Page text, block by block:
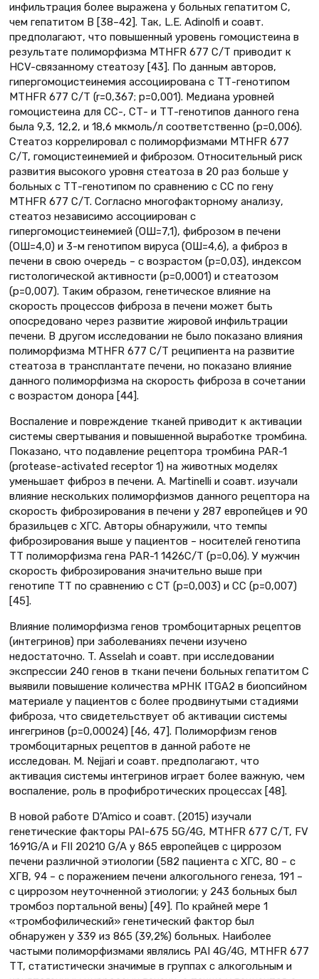
инфильтрация более выражена у больных гепатитом С,
чем гепатитом В [38–42]. Так, L.E. Adinolfi и соавт.
предполагают, что повышенный уровень гомоцистеина в
результате полиморфизма MTHFR 677 C/T приводит к
HCV-связанному стеатозу [43]. По данным авторов,
гипергомоцистеинемия ассоциирована с ТТ-генотипом
MTHFR 677 C/T (r=0,367; р=0,001). Медиана уровней
гомоцистеина для СС-, СТ- и ТТ-генотипов данного гена
была 9,3, 12,2, и 18,6 мкмоль/л соответственно (р=0,006).
Стеатоз коррелировал с полиморфизмами MTHFR 677
C/T, гомоцистеинемией и фиброзом. Относительный риск
развития высокого уровня стеатоза в 20 раз больше у
больных с ТТ-генотипом по сравнению с СС по гену
MTHFR 677 C/T. Согласно многофакторному анализу,
стеатоз независимо ассоциирован с
гипергомоцистеинемией (ОШ=7,1), фиброзом в печени
(ОШ=4,0) и 3-м генотипом вируса (ОШ=4,6), а фиброз в
печени в свою очередь – с возрастом (р=0,03), индексом
гистологической активности (р=0,0001) и стеатозом
(р=0,007). Таким образом, генетическое влияние на
скорость процессов фиброза в печени может быть
опосредовано через развитие жировой инфильтрации
печени. В другом исследовании не было показано влияния
полиморфизма MTHFR 677 C/T реципиента на развитие
стеатоза в трансплантате печени, но показано влияние
данного полиморфизма на скорость фиброза в сочетании
с возрастом донора [44].
Воспаление и повреждение тканей приводит к активации
системы свертывания и повышенной выработке тромбина.
Показано, что подавление рецептора тромбина PAR-1
(protease-activated receptor 1) на животных моделях
уменьшает фиброз в печени. A. Martinelli и соавт. изучали
влияние нескольких полиморфизмов данного рецептора на
скорость фиброзирования в печени у 287 европейцев и 90
бразильцев с ХГС. Авторы обнаружили, что темпы
фиброзирования выше у пациентов – носителей генотипа
ТТ полиморфизма гена PAR-1 1426С/Т (р=0,06). У мужчин
скорость фиброзирования значительно выше при
генотипе ТТ по сравнению с СТ (р=0,003) и СС (р=0,007)
[45].
Влияние полиморфизма генов тромбоцитарных рецептов
(интегринов) при заболеваниях печени изучено
недостаточно. T. Asselah и соавт. при исследовании
экспрессии 240 генов в ткани печени больных гепатитом С
выявили повышение количества мРНК ITGA2 в биопсийном
материале у пациентов с более продвинутыми стадиями
фиброза, что свидетельствует об активации системы
ингегринов (р=0,00024) [46, 47]. Полиморфизм генов
тромбоцитарных рецептов в данной работе не
исследован. M. Nejjari и соавт. предполагают, что
активация системы интегринов играет более важную, чем
воспаление, роль в профибротических процессах [48].
В новой работе D’Amico и соавт. (2015) изучали
генетические факторы PAI-675 5G/4G, MTHFR 677 C/T, FV
1691G/A и FII 20210 G/A у 865 европейцев с циррозом
печени различной этиологии (582 пациента с ХГС, 80 – с
ХГВ, 94 – с поражением печени алкогольного генеза, 191 –
с циррозом неуточненной этиологии; у 243 больных был
тромбоз портальной вены) [49]. По крайней мере 1
«тромбофилический» генетический фактор был
обнаружен у 339 из 865 (39,2%) больных. Наиболее
частыми полиморфизмами являлись PAI 4G/4G, MTHFR 677
TT, статистически значимые в группах с алкогольным и